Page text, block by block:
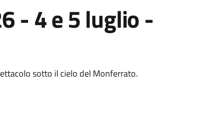
- 4 e 5 luglio -
sotto il cielo del Monferrato.